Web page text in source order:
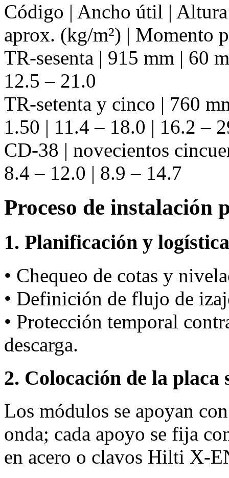
Código | Ancho útil |
aprox. (kg/m²) | Momento
TR-sesenta | 915 mm | 60
12.5 – 21.0
TR-setenta y cinco | 760
1.50 | 11.4 – 18.0 | 16.2 –
CD-38 | novecientos
8.4 – 12.0 | 8.9 – 14.7
Proceso de instalación
1. Planificación y
• Chequeo de cotas y
• Definición de flujo de
• Protección temporal
descarga.
2. Colocación de la placa
Los módulos se apoyan
onda; cada apoyo se fija
en acero o clavos Hilti